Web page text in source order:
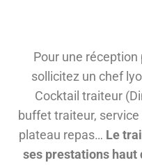
Pour une
sollicitez un chef
Cocktail traiteur
buffet traiteur, service
plateau repas… Le
ses prestations haut